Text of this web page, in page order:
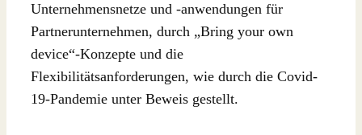
Unternehmensnetze und -anwendungen für
Partnerunternehmen, durch „Bring your own
device“-Konzepte und die
Flexibilitätsanforderungen, wie durch die Covid-
19-Pandemie unter Beweis gestellt.